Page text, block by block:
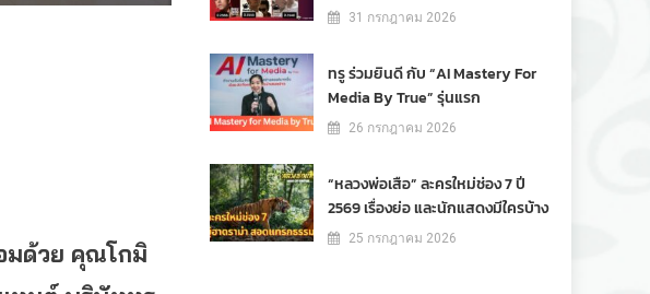
มด้วย คุณโกมิ
31 กรกฎาคม 2026
ทรู ร่วมยินดี กับ “AI Mastery For
Media By True” รุ่นแรก
26 กรกฎาคม 2026
“หลวงพ่อเสือ” ละครใหม่ช่อง 7 ปี
2569 เรื่องย่อ และนักแสดงมีใครบ้าง
25 กรกฎาคม 2026